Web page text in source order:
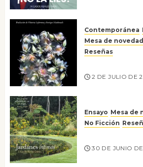
Contemporánea
Mesa de
Reseñas
2 DE JULIO DE
Ensayo Mesa de
No Ficción
30 DE JUNIO